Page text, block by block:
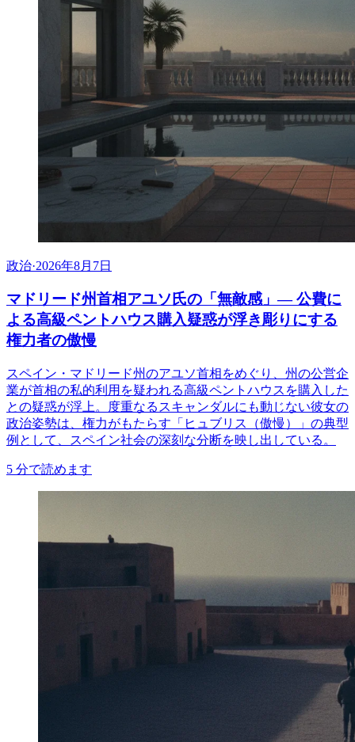
政治·2026年8月7日
マドリード州首相アユソ氏の「無敵感」— 公費に
よる高級ペントハウス購入疑惑が浮き彫りにする
権力者の傲慢
スペイン・マドリード州のアユソ首相をめぐり、州の公営企
業が首相の私的利用を疑われる高級ペントハウスを購入した
との疑惑が浮上。度重なるスキャンダルにも動じない彼女の
政治姿勢は、権力がもたらす「ヒュブリス（傲慢）」の典型
例として、スペイン社会の深刻な分断を映し出している。
5 分で読めます